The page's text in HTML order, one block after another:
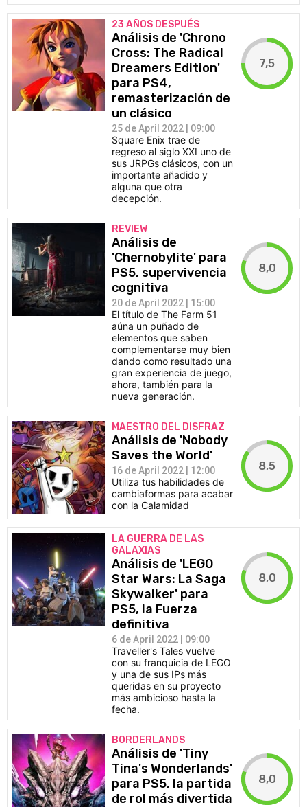
23 AÑOS DESPUÉS
Análisis de 'Chrono
Cross: The Radical
Dreamers Edition'
para PS4,
remasterización de
un clásico
25 de April 2022 | 09:00
Square Enix trae de
regreso al siglo XXI uno de
sus JRPGs clásicos, con un
importante añadido y
alguna que otra
decepción.
7,5
REVIEW
Análisis de
'Chernobylite' para
PS5, supervivencia
cognitiva
20 de April 2022 | 15:00
El título de The Farm 51
aúna un puñado de
elementos que saben
complementarse muy bien
dando como resultado una
gran experiencia de juego,
ahora, también para la
nueva generación.
8,0
MAESTRO DEL DISFRAZ
Análisis de 'Nobody
Saves the World'
16 de April 2022 | 12:00
Utiliza tus habilidades de
cambiaformas para acabar
con la Calamidad
8,5
LA GUERRA DE LAS
GALAXIAS
Análisis de 'LEGO
Star Wars: La Saga
Skywalker' para
PS5, la Fuerza
definitiva
6 de April 2022 | 09:00
Traveller's Tales vuelve
con su franquicia de LEGO
y una de sus IPs más
queridas en su proyecto
más ambicioso hasta la
fecha.
8,0
BORDERLANDS
Análisis de 'Tiny
Tina's Wonderlands'
para PS5, la partida
de rol más divertida
8,0